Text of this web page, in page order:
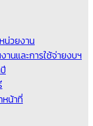
วยงาน
านและการใช้จ่ายงบฯ
น้าที่